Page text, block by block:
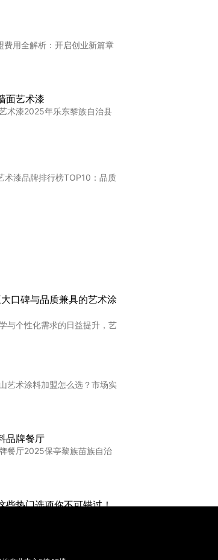
用全解析：开启创业新篇章
面艺术漆
术漆2025年乐东黎族自治县
术漆品牌排行榜TOP10：品质
漆价格全解析：品牌、工艺
打造家居墙面的奢华新选择在
口碑与品质兼具的艺术涂
与个性化需求的日益提升，艺
艺术涂料加盟怎么选？市场实
品牌餐厅
餐厅2025保亭黎族苗族自治
些热门选项你不可错过！